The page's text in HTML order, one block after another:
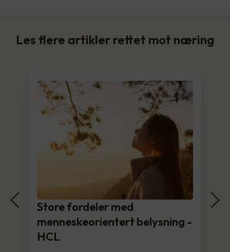
Les flere artikler rettet mot næring
Store fordeler med
menneskeorientert belysning -
HCL